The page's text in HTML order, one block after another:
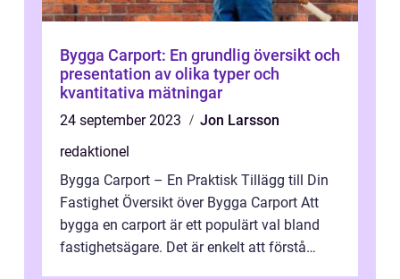
Bygga Carport: En grundlig översikt och
presentation av olika typer och
kvantitativa mätningar
24 september 2023
Jon Larsson
redaktionel
Bygga Carport – En Praktisk Tillägg till Din
Fastighet Översikt över Bygga Carport Att
bygga en carport är ett populärt val bland
fastighetsägare. Det är enkelt att förstå